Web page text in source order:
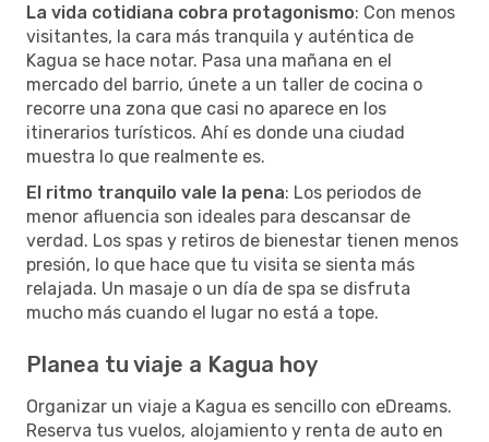
La vida cotidiana cobra protagonismo: Con menos
visitantes, la cara más tranquila y auténtica de
Kagua se hace notar. Pasa una mañana en el
mercado del barrio, únete a un taller de cocina o
recorre una zona que casi no aparece en los
itinerarios turísticos. Ahí es donde una ciudad
muestra lo que realmente es.
El ritmo tranquilo vale la pena: Los periodos de
menor afluencia son ideales para descansar de
verdad. Los spas y retiros de bienestar tienen menos
presión, lo que hace que tu visita se sienta más
relajada. Un masaje o un día de spa se disfruta
mucho más cuando el lugar no está a tope.
Planea tu viaje a Kagua hoy
Organizar un viaje a Kagua es sencillo con eDreams.
Reserva tus vuelos, alojamiento y renta de auto en